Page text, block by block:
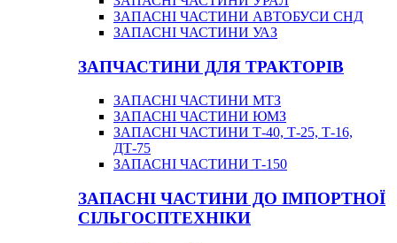
ЗАПАСНІ ЧАСТИНИ АВТОБУСИ СНД
ЗАПАСНІ ЧАСТИНИ УАЗ
ЗАПЧАСТИНИ ДЛЯ ТРАКТОРІВ
ЗАПАСНІ ЧАСТИНИ МТЗ
ЗАПАСНІ ЧАСТИНИ ЮМЗ
ЗАПАСНІ ЧАСТИНИ Т-40, Т-25, Т-16,
ДТ-75
ЗАПАСНІ ЧАСТИНИ Т-150
ЗАПАСНІ ЧАСТИНИ ДО ІМПОРТНОЇ
СІЛЬГОСПТЕХНІКИ